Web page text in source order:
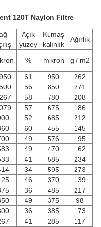
120T Naylon Filtre
ağ
Açık
yüzey
Kumaş
kalınlık
Ağırlık
% mikron g / m2
61 950
262
56 850
271
58 780
208
57 675
186
52 685
212
60 455
145
49 576
195
49 470
162
41 585
234
34 595
273
46 370
139
36 485
217
49 375
98
36 385
173
41 285
117